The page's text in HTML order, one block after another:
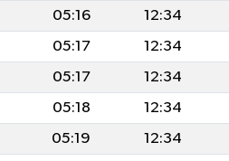
05:16 12:34
05:17 12:34
05:17 12:34
05:18 12:34
05:19 12:34